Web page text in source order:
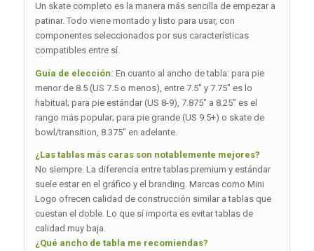
Un skate completo es la manera más sencilla de empezar a
patinar. Todo viene montado y listo para usar, con
componentes seleccionados por sus características
compatibles entre sí.
Guía de elección: En cuanto al ancho de tabla: para pie
menor de 8.5 (US 7.5 o menos), entre 7.5″ y 7.75″ es lo
habitual; para pie estándar (US 8-9), 7.875″ a 8.25″ es el
rango más popular; para pie grande (US 9.5+) o skate de
bowl/transition, 8.375″ en adelante.
¿Las tablas más caras son notablemente mejores?
No siempre. La diferencia entre tablas premium y estándar
suele estar en el gráfico y el branding. Marcas como Mini
Logo ofrecen calidad de construcción similar a tablas que
cuestan el doble. Lo que sí importa es evitar tablas de
calidad muy baja.
¿Qué ancho de tabla me recomiendas?